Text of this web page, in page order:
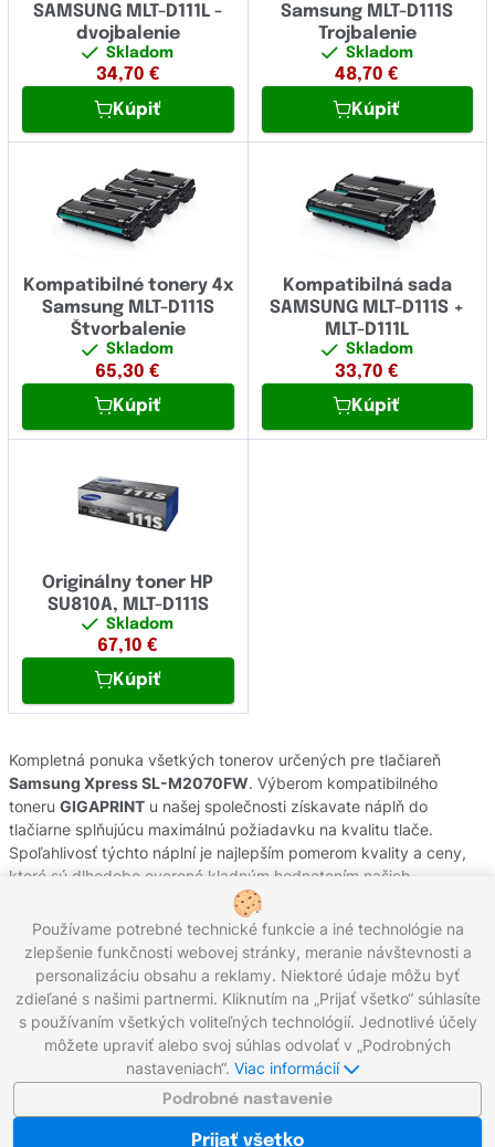
SAMSUNG MLT-D111L -
dvojbalenie
Skladom
34,70 €
Kúpiť
Samsung MLT-D111S
Trojbalenie
Skladom
48,70 €
Kúpiť
Kompatibilné tonery 4x
Samsung MLT-D111S
Štvorbalenie
Skladom
65,30 €
Kúpiť
Kompatibilná sada
SAMSUNG MLT-D111S +
MLT-D111L
Skladom
33,70 €
Kúpiť
Originálny toner HP
SU810A, MLT-D111S
Skladom
67,10 €
Kúpiť
Kompletná ponuka všetkých tonerov určených pre tlačiareň
Samsung Xpress SL-M2070FW. Výberom kompatibilného
toneru GIGAPRINT u našej společnosti získavate náplň do
tlačiarne splňujúcu maximálnú požiadavku na kvalitu tlače.
Spoľahlivosť týchto náplní je najlepším pomerom kvality a ceny,
ktoré sú dlhodobo overené kladným hodnotením našich
zákazníkov. Originálne tonery od výrobcov
z oficiálnej slovenskej distribúcie s garanciou pôvodu. Potrebujete
poradiť s výberom náplní do Vašej tlačiarne, kontaktujte náš
zákaznícky servis, kde Vám radi pomôžeme.
Zavolajte nám: 0221 000 012 Pracovné dni 8:00 - 16:30
Napíšte nám:info@gigaprint.sk©2026 gigaprint.sk
Používame potrebné technické funkcie a iné technológie na
zlepšenie funkčnosti webovej stránky, meranie návštevnosti a
personalizáciu obsahu a reklamy. Niektoré údaje môžu byť
zdieľané s našimi partnermi. Kliknutím na „Prijať všetko“ súhlasíte
s používaním všetkých voliteľných technológií. Jednotlivé účely
môžete upraviť alebo svoj súhlas odvolať v „Podrobných
nastaveniach“. Viac informácií
Podrobné nastavenie
Prijať všetko